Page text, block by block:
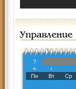
Управление
?
«
‹
Пн
Вт Ср